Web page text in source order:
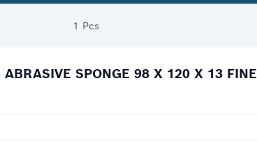
1 Pcs
SPONGE 98 X 120 X 13 FINE